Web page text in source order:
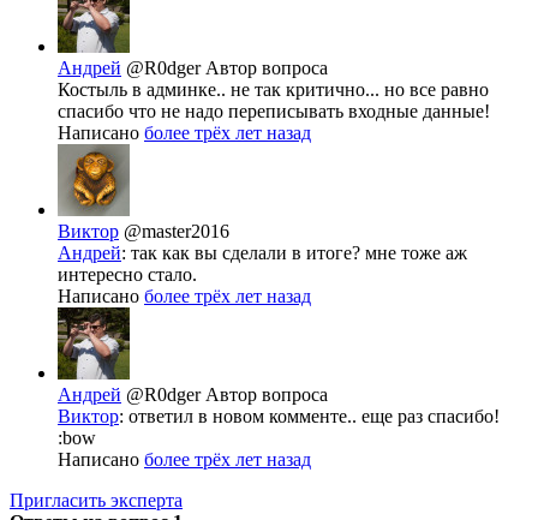
Андрей @R0dger Автор вопроса
Костыль в админке.. не так критично... но все равно
спасибо что не надо переписывать входные данные!
Написано более трёх лет назад
Виктор @master2016
Андрей: так как вы сделали в итоге? мне тоже аж
интересно стало.
Написано более трёх лет назад
Андрей @R0dger Автор вопроса
Виктор: ответил в новом комменте.. еще раз спасибо!
:bow
Написано более трёх лет назад
Пригласить эксперта